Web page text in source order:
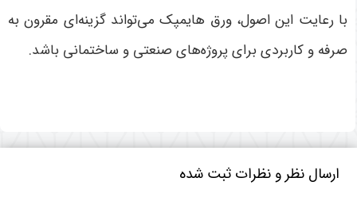
با رعایت این اصول، ورق هایمپک می‌تواند گزینه‌ای مقرون به
صرفه و کاربردی برای پروژه‌های صنعتی و ساختمانی باشد.
ارسال نظر و نظرات ثبت شده